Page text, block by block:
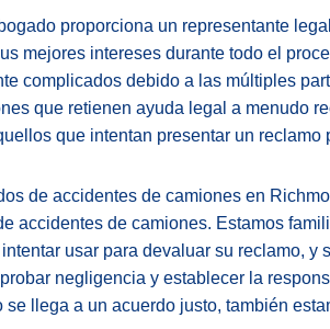
proporciona un representante
mejores intereses durante todo el
complicados debido a las múltiples
que retienen ayuda legal a menudo
que intentan presentar un reclamo
de accidentes de camiones en
accidentes de camiones. Estamos
usar para devaluar su reclamo, y
negligencia y establecer la
se llega a un acuerdo justo, también